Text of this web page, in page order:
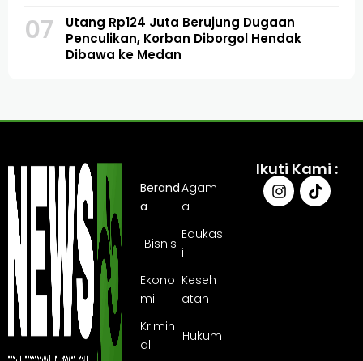
07
Utang Rp124 Juta Berujung Dugaan
Penculikan, Korban Diborgol Hendak
Dibawa ke Medan
Berand
a
Agam
a
Bisnis
Edukas
i
Ekono
mi
Keseh
atan
Krimin
al
Hukum
Ikuti Kami :